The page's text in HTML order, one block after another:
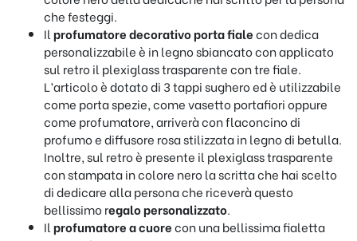
che festeggi.
Il profumatore decorativo porta fialecon dedica
personalizzabile è in legno sbiancato con applicato
sul retro il plexiglass trasparente con tre fiale.
L’articolo è dotato di 3 tappi sughero ed è utilizzabile
come porta spezie, come vasetto portafiori oppure
come profumatore, arriverà con flaconcino di
profumo e diffusore rosa stilizzata in legno di betulla.
Inoltre, sul retro è presente il plexiglass trasparente
con stampata in colore nero la scritta che hai scelto
di dedicare alla persona che riceverà questo
bellissimo regalo personalizzato.
Il profumatore a cuorecon una bellissima fialetta